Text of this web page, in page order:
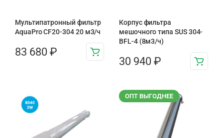
Мультипатронный фильтр
AquaPro CF20-304 20 м3/ч
83 680 ₽
Корпус фильтра
мешочного типа SUS 304-
BFL-4 (8м3/ч)
30 940 ₽
ОПТ ВЫГОДНЕЕ